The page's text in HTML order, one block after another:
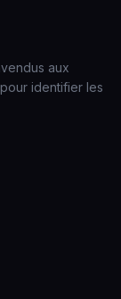
aux
identifier les